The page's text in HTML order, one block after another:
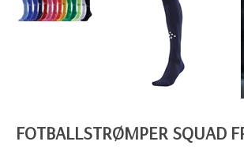
FOTBALLSTRØMPER SQUAD